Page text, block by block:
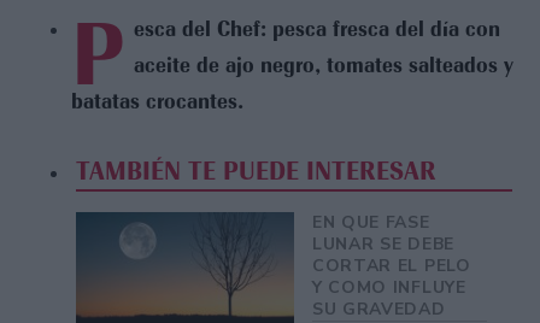
P esca del Chef: pesca fresca del día con
aceite de ajo negro, tomates salteados y
batatas crocantes.
TAMBIÉN TE PUEDE INTERESAR
EN QUE FASE
LUNAR SE DEBE
CORTAR EL PELO
Y COMO INFLUYE
SU GRAVEDAD